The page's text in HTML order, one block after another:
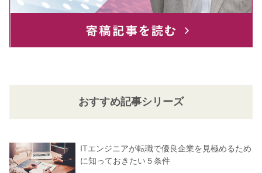
おすすめ記事シリーズ
ITエンジニアが転職で優良企業を見極めるため
に知っておきたい５条件